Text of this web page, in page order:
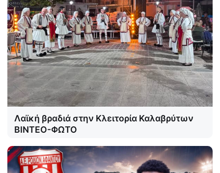
Λαϊκή βραδιά στην Κλειτορία Καλαβρύτων
ΒΙΝΤΕΟ-ΦΩΤΟ